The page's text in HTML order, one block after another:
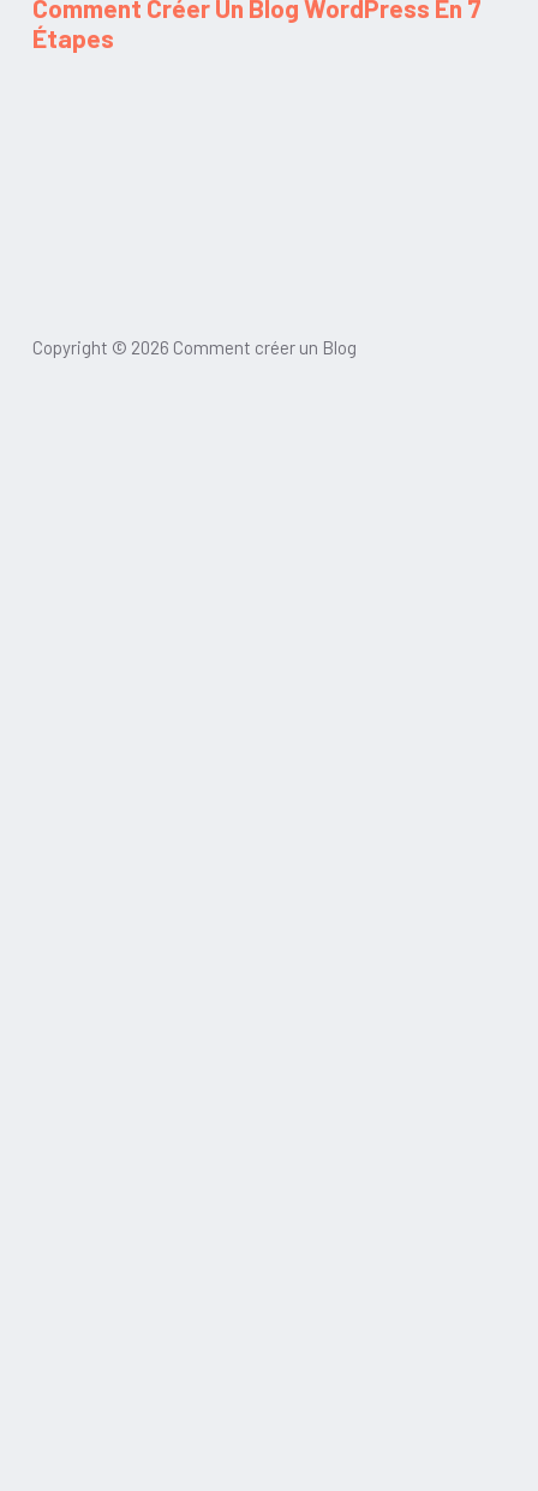
Comment Créer Un Blog WordPress En 7
Étapes
Copyright © 2026 Comment créer un Blog